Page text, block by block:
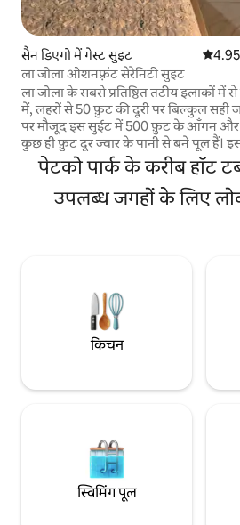
सैन डिएगो में गेस्ट सुइट औसत
ला जोला ओशनफ़्रंट सेरेनिटी सुइट
ला जोला के सबसे प्रतिष्ठित तटीय इलाकों में
में, लहरों से 50 फ़ुट की दूरी पर बिल्कुल सही
पर मौजूद इस सुईट में 500 फ़ुट के आँगन और
कुछ ही फ़ुट दूर ज्वार के पानी से बने पूल हैं।
छोटा-सा 234 वर्ग फ़ुट का इंटीरियर निजी और
खुशनुमा है, जिसमें अंदर एक सुईट किंग बेड
है। डाइनिंग टेबल और बाहर थोड़ा-बहुत
की जगह, लेकिन ड्रेन में बिल्कुल भी खाने के
पेटको पार्क के करीब हॉट
उपलब्ध जगहों के लिए
किचन
स्विमिंग पूल